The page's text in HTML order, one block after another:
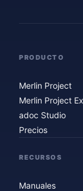
PRODUCTO
Merlin Project
Merlin Project
adoc Studio
Precios
RECURSOS
Manuales